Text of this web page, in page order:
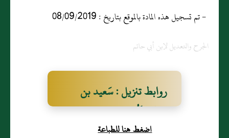
- تم تسجيل هذه المادة بالموقع بتاريخ : 08/09/2019
الجرح والتعديل لإبن أبي حاتم
روابط تنزيل : سَعيد بن
خالد الكُوفي
اضغط هنا للطباعة